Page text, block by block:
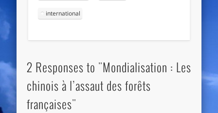
international
2 Responses to "Mondialisation : Les
chinois à l’assaut des forêts
françaises"